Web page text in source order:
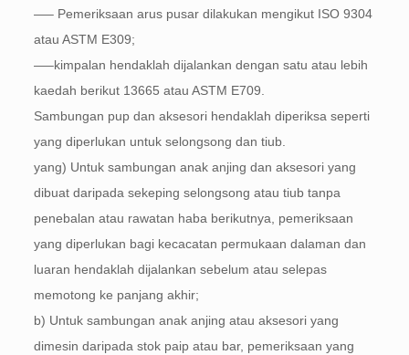
—– Pemeriksaan arus pusar dilakukan mengikut ISO 9304
atau ASTM E309;
—–kimpalan hendaklah dijalankan dengan satu atau lebih
kaedah berikut 13665 atau ASTM E709.
Sambungan pup dan aksesori hendaklah diperiksa seperti
yang diperlukan untuk selongsong dan tiub.
yang) Untuk sambungan anak anjing dan aksesori yang
dibuat daripada sekeping selongsong atau tiub tanpa
penebalan atau rawatan haba berikutnya, pemeriksaan
yang diperlukan bagi kecacatan permukaan dalaman dan
luaran hendaklah dijalankan sebelum atau selepas
memotong ke panjang akhir;
b) Untuk sambungan anak anjing atau aksesori yang
dimesin daripada stok paip atau bar, pemeriksaan yang